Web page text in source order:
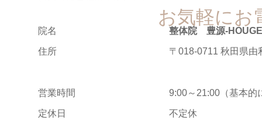
お気軽にお
院名 整体院 豊源-
住所 〒018-0711 秋田県由
営業時間 9:00～21:00（基本的
定休日 不定休